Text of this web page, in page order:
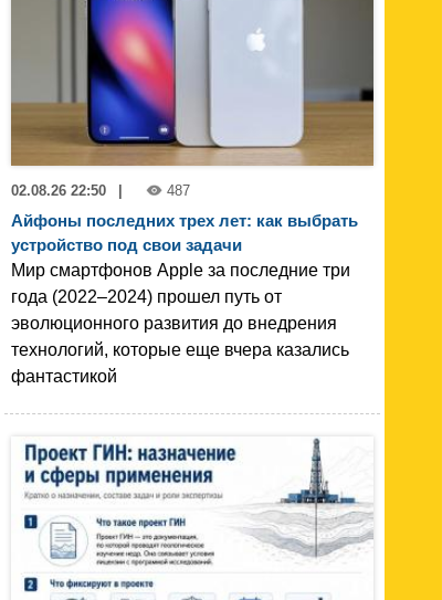
02.08.26 22:50 487
Айфоны последних трех лет: как выбрать
устройство под свои задачи
Мир смартфонов Apple за последние три
года (2022–2024) прошел путь от
эволюционного развития до внедрения
технологий, которые еще вчера казались
фантастикой